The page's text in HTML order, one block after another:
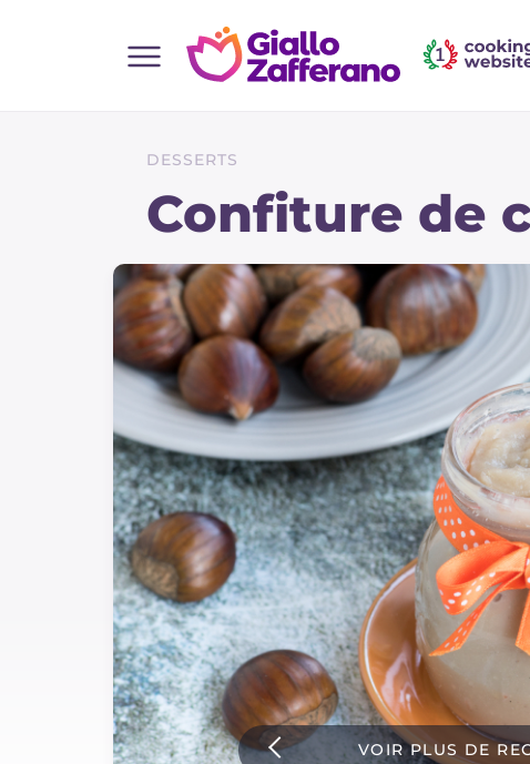
Toutes les recettes
Plats principaux
Boissons et rafraîchissements
Accompagnement
Pizzas et focaccia
Gateaux et patisserie
Dernieres recettes
IT Website
Instagram
DESSERTS
Confiture de
VOIR PLUS DE